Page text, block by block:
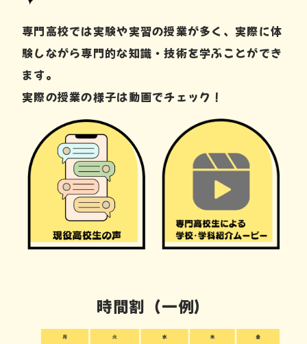
専門高校では実験や実習の授業が多く、実際に体
験しながら専門的な知識・技術を学ぶことができ
ます。
実際の授業の様子は動画でチェック！
時間割（一例）